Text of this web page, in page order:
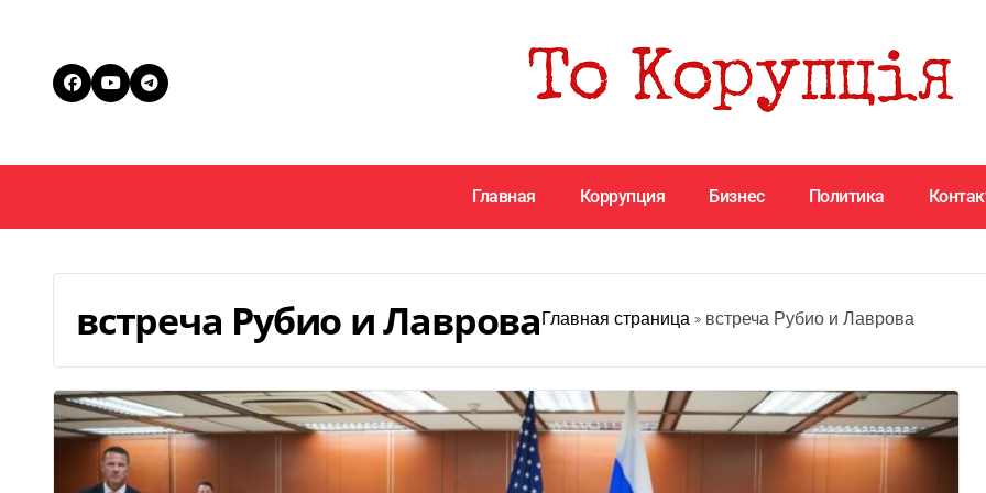
Главная Коррупция Бизнес Политика
встреча Рубио и Лаврова Главная страница» встреча Рубио и Лаврова